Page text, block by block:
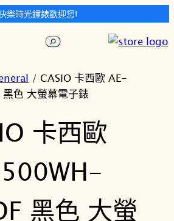
樂時光鐘錶歡迎您!
搜
/ CASIO 卡西歐 AE-
色 大螢幕電子錶